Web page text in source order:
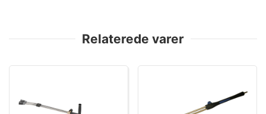
Relaterede varer